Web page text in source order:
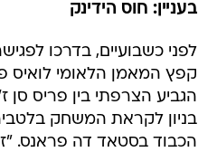
בעניין: חוס הידינק
לפני כשבועיים, בדרכו
קפץ המאמן הלאומי לואיס
הגביע הצרפתי בין פריס סן
בניון לקראת המשחק
הכבוד בסטאד דה פראנס.